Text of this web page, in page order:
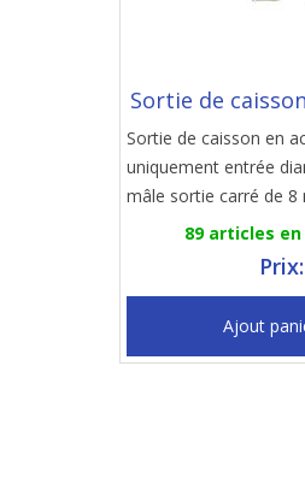
Sortie de
Sortie de caisson en
uniquement entrée
mâle sortie carré de 8
89 articles
Ajout